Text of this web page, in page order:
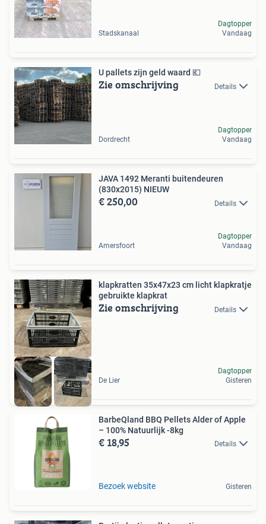
Stadskanaal
Dagtopper
Vandaag
U pallets zijn geld waard 💶
Zie omschrijving Details
Dordrecht
Dagtopper
Vandaag
JAVA 1492 Meranti buitendeuren
(830x2015) NIEUW
€ 250,00 Details
Amersfoort
Dagtopper
Vandaag
klapkratten 35x47x23 cm licht klapkratje
gebruikte klapkrat
Zie omschrijving Details
De Lier
Dagtopper
Gisteren
BarbeQland BBQ Pellets Alder of Apple
– 100% Natuurlijk -8kg
€ 18,95 Details
Bezoek website Gisteren